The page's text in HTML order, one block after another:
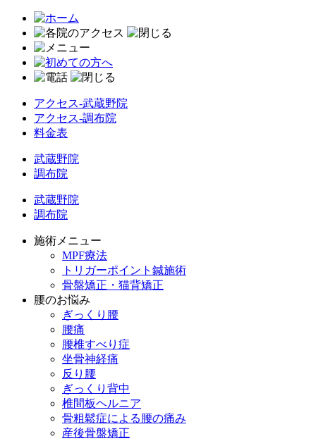
アクセス-武蔵野院
アクセス-調布院
料金表
武蔵野院
調布院
武蔵野院
調布院
施術メニュー
MPF療法
トリガーポイント鍼施術
骨盤矯正・猫背矯正
腰のお悩み
ぎっくり腰
腰痛
腰椎すべり症
坐骨神経痛
反り腰
ぎっくり背中
椎間板ヘルニア
骨粗鬆症による腰の痛み
産後骨盤矯正